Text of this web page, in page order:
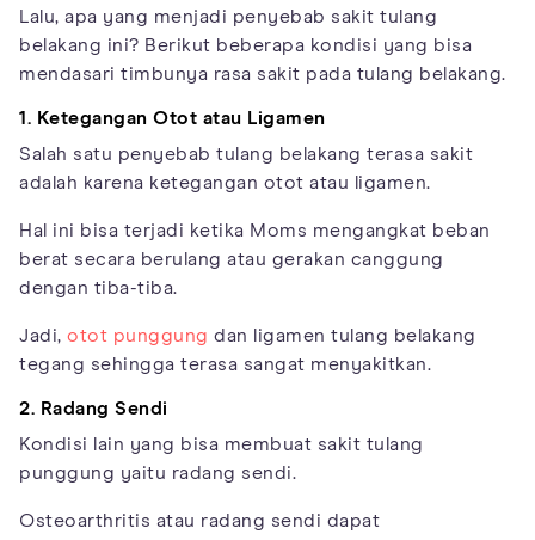
Lalu, apa yang menjadi penyebab sakit tulang
belakang ini? Berikut beberapa kondisi yang bisa
mendasari timbunya rasa sakit pada tulang belakang.
1. Ketegangan Otot atau Ligamen
Salah satu penyebab tulang belakang terasa sakit
adalah karena ketegangan otot atau ligamen.
Hal ini bisa terjadi ketika Moms mengangkat beban
berat secara berulang atau gerakan canggung
dengan tiba-tiba.
Jadi, otot punggung dan ligamen tulang belakang
tegang sehingga terasa sangat menyakitkan.
2. Radang Sendi
Kondisi lain yang bisa membuat sakit tulang
punggung yaitu radang sendi.
Osteoarthritis atau radang sendi dapat